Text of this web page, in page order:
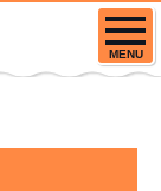
MENU